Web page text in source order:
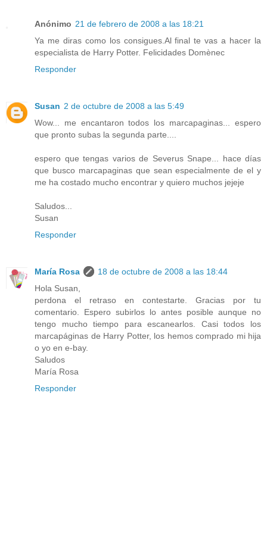
Anónimo 21 de febrero de 2008 a las 18:21
Ya me diras como los consigues.Al final te vas a hacer la
especialista de Harry Potter. Felicidades Domènec
Responder
Susan 2 de octubre de 2008 a las 5:49
Wow... me encantaron todos los marcapaginas... espero
que pronto subas la segunda parte....
espero que tengas varios de Severus Snape... hace días
que busco marcapaginas que sean especialmente de el y
me ha costado mucho encontrar y quiero muchos jejeje
Saludos...
Susan
Responder
María Rosa
18 de octubre de 2008 a las 18:44
Hola Susan,
perdona el retraso en contestarte. Gracias por tu
comentario. Espero subirlos lo antes posible aunque no
tengo mucho tiempo para escanearlos. Casi todos los
marcapáginas de Harry Potter, los hemos comprado mi hija
o yo en e-bay.
Saludos
María Rosa
Responder